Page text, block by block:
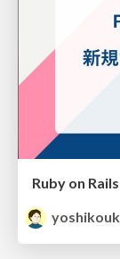
Ruby on